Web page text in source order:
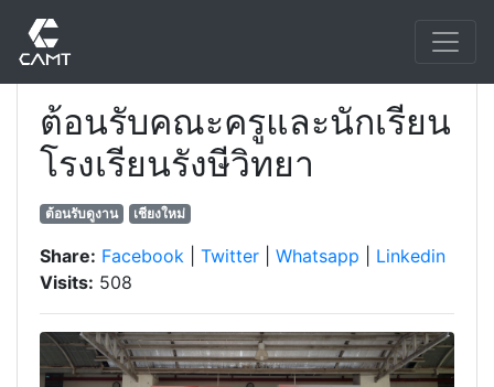
ต้อนรับคณะครูและนักเรียน
โรงเรียนรังษีวิทยา
ต้อนรับดูงาน เชียงใหม่
Share: Facebook Twitter Whatsapp
Linkedin
Visits: 508